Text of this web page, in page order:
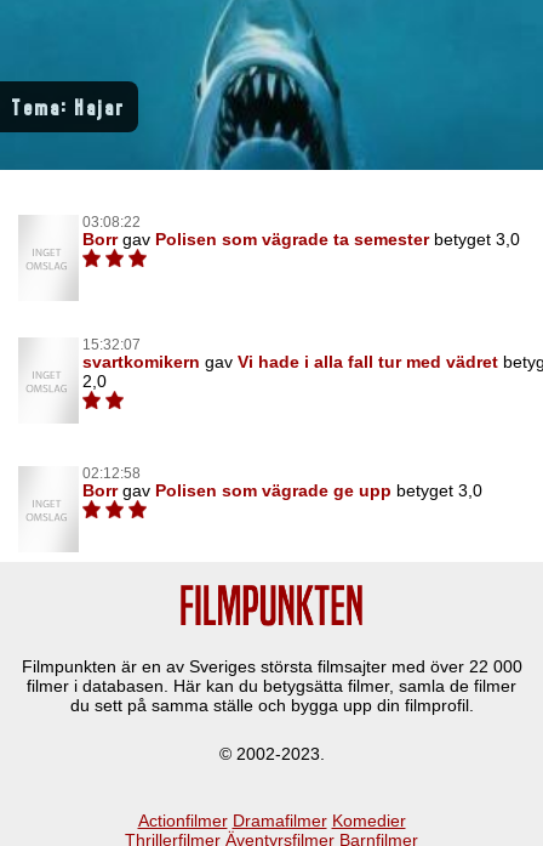
Tema: Hajar
03:08:22
Borrgav Polisen som vägrade ta semester betyget 3,0
15:32:07
svartkomikern gav Vi hade i alla fall tur med vädret
2,0
02:12:58
Borrgav Polisen som vägrade ge upp betyget 3,0
Filmpunkten är en av Sveriges största filmsajter med över 22 000
filmer i databasen. Här kan du betygsätta filmer, samla de filmer
du sett på samma ställe och bygga upp din filmprofil.
© 2002-2023.
Actionfilmer Dramafilmer Komedier
Thrillerfilmer Äventyrsfilmer Barnfilmer